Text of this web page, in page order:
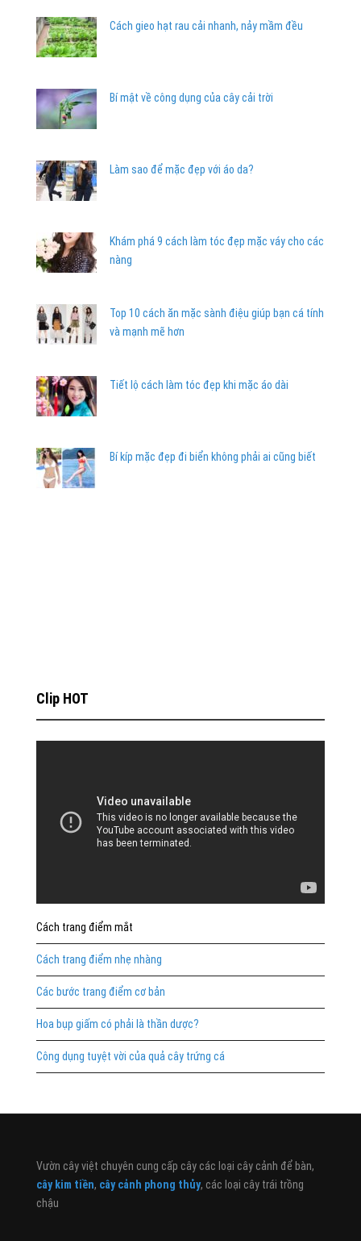
Cách gieo hạt rau cải nhanh, nảy mầm đều
Bí mật về công dụng của cây cải trời
Làm sao để mặc đẹp với áo da?
Khám phá 9 cách làm tóc đẹp mặc váy cho các
nàng
Top 10 cách ăn mặc sành điệu giúp bạn cá tính
và mạnh mẽ hơn
Tiết lộ cách làm tóc đẹp khi mặc áo dài
Bí kíp mặc đẹp đi biển không phải ai cũng biết
Clip HOT
Cách trang điểm mắt
Cách trang điểm nhẹ nhàng
Các bước trang điểm cơ bản
Hoa bụp giấm có phải là thần dược?
Công dụng tuyệt vời của quả cây trứng cá
Vườn cây việt chuyên cung cấp cây các loại cây cảnh để bàn,
cây kim tiền, cây cảnh phong thủy, các loại cây trái trồng
chậu